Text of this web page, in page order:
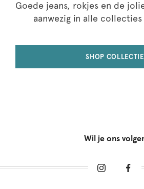
Goede jeans, rokjes en de
aanwezig in alle collecties
SHOP COLLECTIE
Wil je ons